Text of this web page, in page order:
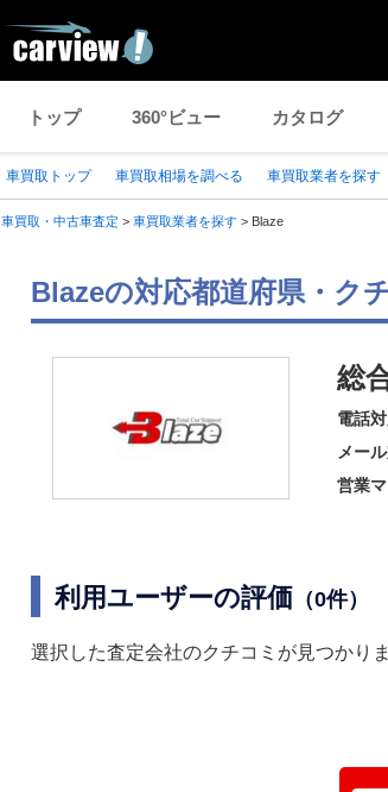
トップ 360°ビュー カタログ
車買取トップ 車買取相場を調べる 車買取業者を探す
車買取・中古車査定 > 車買取業者を探す > Blaze
Blazeの対応都道府県・ク
総
電話
メー
営業
利用ユーザーの評価 （0件）
選択した査定会社のクチコミが見つかり